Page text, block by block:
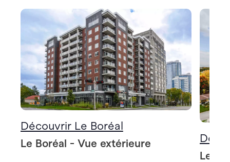
Découvrir Le Boréal
Le Boréal - Vue extérieure
Le